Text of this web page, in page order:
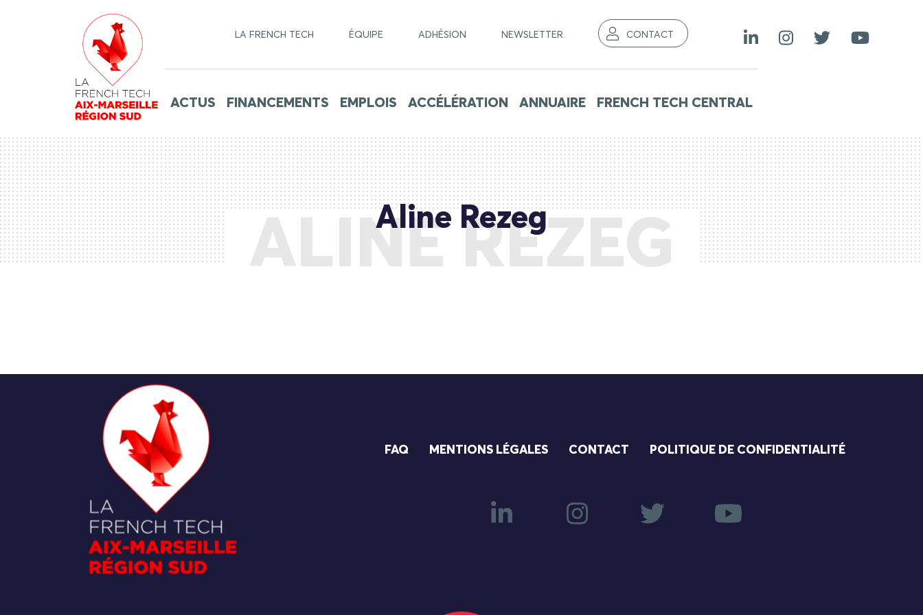
LA FRENCH TECH ÉQUIPE ADHÉSION NEWSLETTER CONTACT
ACTUS FINANCEMENTS EMPLOIS ACCÉLÉRATION ANNUAIRE FRENCH TECH CENTRAL
ALINE REZEG
Aline Rezeg
FAQ MENTIONS LÉGALES CONTACT POLITIQUE DE CONFIDENTIALITÉ